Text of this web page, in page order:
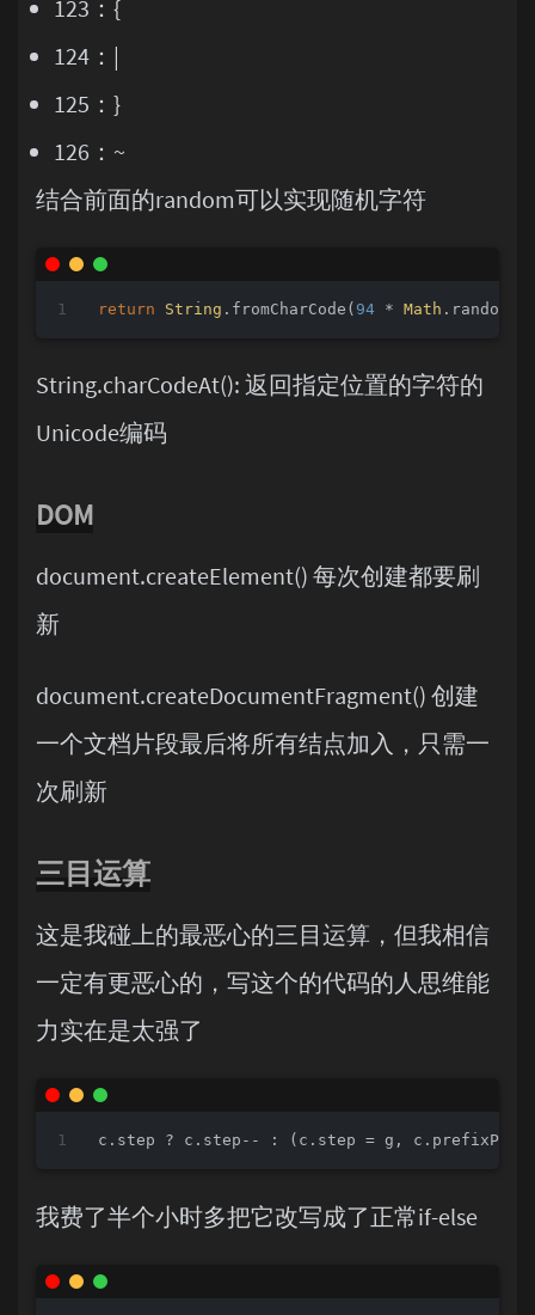
123：{
124：|
125：}
126：~
结合前面的random可以实现随机字符
return String .fromCharCode( 94 * Math
String.charCodeAt(): 返回指定位置的字符的
Unicode编码
DOM
document.createElement() 每次创建都要刷
新
document.createDocumentFragment() 创建
一个文档片段最后将所有结点加入，只需一
次刷新
三目运算
这是我碰上的最恶心的三目运算，但我相信
一定有更恶心的，写这个的代码的人思维能
力实在是太强了
c.step ? c.step-- : (c.step = g, c.prefixP <
我费了半个小时多把它改写成了正常if-else